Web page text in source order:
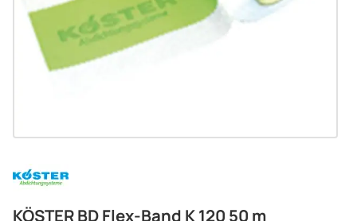
KÖSTER BD Flex-Band K 120 50 m